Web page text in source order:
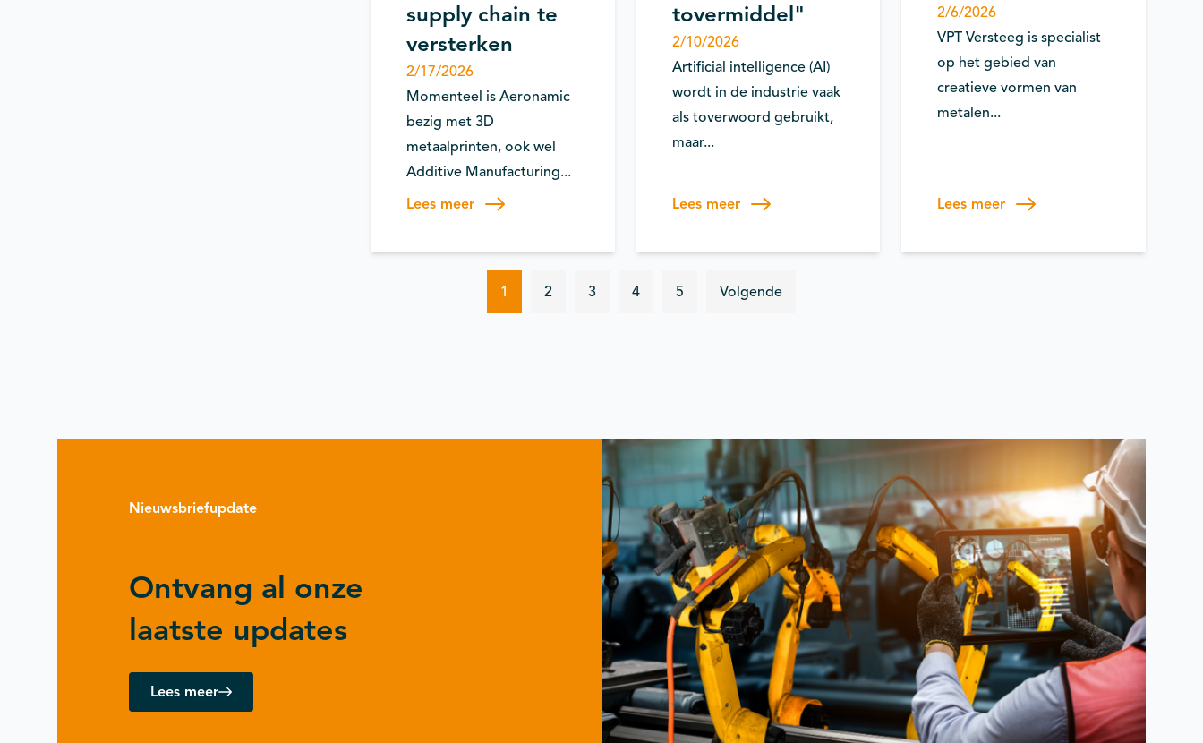
supply chain te
versterken
2/17/2026
Momenteel is Aeronamic
bezig met 3D
metaalprinten, ook wel
Additive Manufacturing...
Lees meer
tovermiddel"
2/10/2026
Artificial intelligence (AI)
wordt in de industrie vaak
als toverwoord gebruikt,
maar...
Lees meer
2/6/2026
VPT Versteeg is specialist
op het gebied van
creatieve vormen van
metalen...
Lees meer
1 2 3 4 5 Volgende
Nieuwsbriefupdate
Ontvang al onze
laatste updates
Lees meer